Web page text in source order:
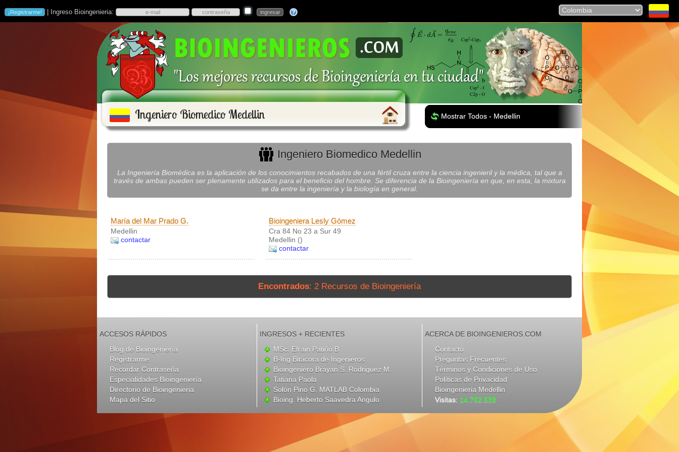
| Ingreso Bioingenieria:
Ingeniero Biomedico Medellin Mostrar Todos - Medellin
Ingeniero Biomedico Medellin
La Ingeniería Biomédica es la aplicación de los conocimientos recabados de una fértil cruza entre la ciencia ingenieril y la médica, tal que a
través de ambas pueden ser plenamente utilizados para el beneficio del hombre. Se diferencia de la Bioingeniería en que, en esta, la mixtura
se da entre la ingeniería y la biología en general.
María del Mar Prado G.
Medellin
contactar
Bioingeniera Lesly Gómez
Cra 84 No 23 a Sur 49
Medellin ()
contactar
Encontrados: 2 Recursos de Bioingeniería
ACCESOS RÁPIDOS
Blog de Bioingeniería
Registrarme
Recordar Contraseña
Especialidades Bioingeniería
Directorio de Bioingenieria
Mapa del Sitio
INGRESOS + RECIENTES
MSc. Efrain Patiño B
B-Ing Bitácora de Ingenieros
Bioingeniero Brayan S. Rodriguez M.
Tatiana Paola
Solón Pino G. MATLAB Colombia
Bioing. Heberto Saavedra Angulo
ACERCA DE BIOINGENIEROS.COM
Contacto
Preguntas Frecuentes
Términos y Condiciones de Uso
Políticas de Privacidad
Bioingenieria Medellin
Visitas: 14.752.538